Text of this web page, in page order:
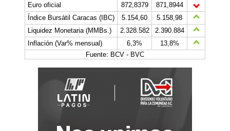
Euro oficial
872,8379
871,8944
Índice Bursátil Caracas (IBC)
5.154,60
5.158,98
Liquidez Monetaria (MMBs.)
2.328.582
2.390.884
Inflación (Var% mensual)
6,3%
13,8%
Fuente: BCV - BVC